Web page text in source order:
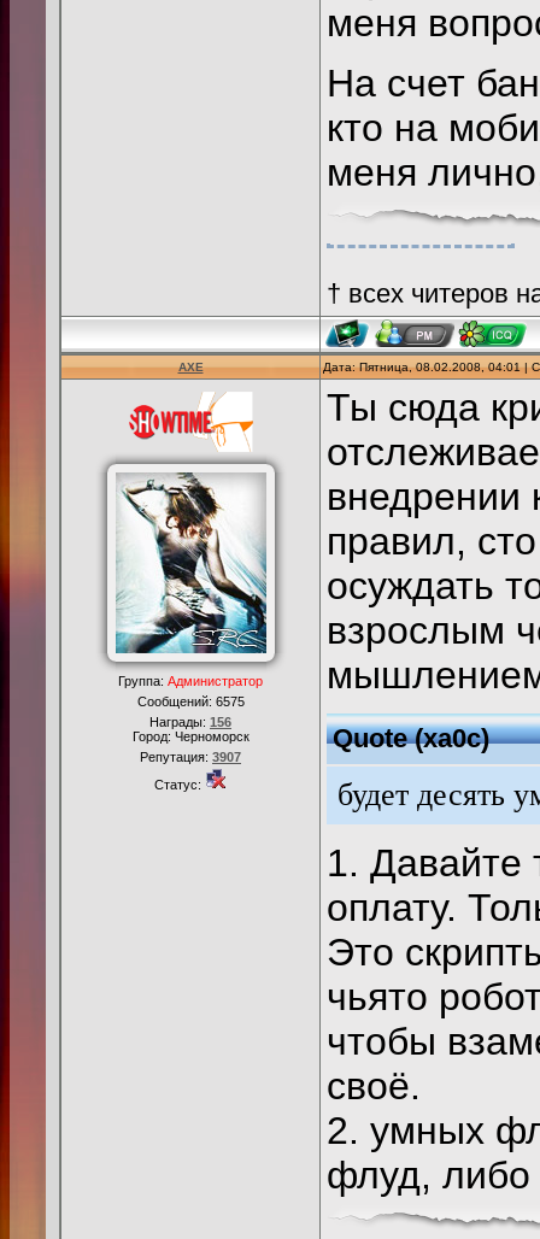
меня
На счет
кто на
меня
† всех читеров
AXE Дата: Пятница, 08.02.2008, 04:01 |
Группа: Администратор
Сообщений: 6575
Награды: 156
Город: Черноморск
Репутация: 3907
Статус:
Ты сюда
внедрении
правил,
осуждать
взрослым
мышлением
Quote(xa0c)
будет десять
1. Давайте
оплату.
Это
чьято
чтобы
своё.
2. умных
флуд,